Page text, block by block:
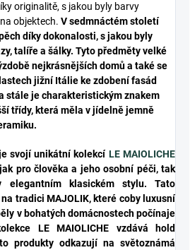
originalitě, s jakou byly barvy
objektech. V sedmnáctém století
díky dokonalosti, s jakou byly
talíře a šálky. Tyto předměty velké
nejkrásnějších domů a také se
jižní Itálie ke zdobení fasád
stále je charakteristickým znakem
třídy, která měla v jídelně jemně
svojí unikátní kolekcí LE MAIOLICHE
pro člověka a jeho osobní péči, tak
elegantním klasickém stylu. Tato
tradici MAJOLIK, které coby luxusní
v bohatých domácnostech počínaje
LE MAIOLICHE vzdává hold
produkty odkazují na světoznámá